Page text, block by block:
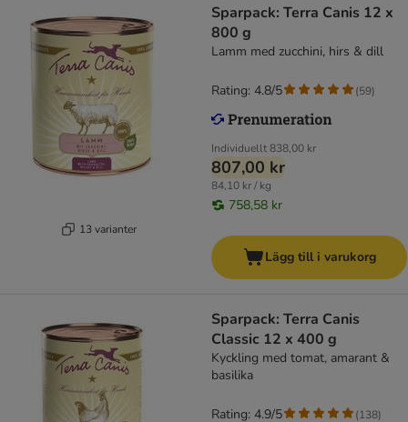
13 varianter
Sparpack: Terra Canis 12 x
800 g
Lamm med zucchini, hirs & dill
Individuellt838,00 kr
807,00 kr
84,10 kr / kg
758,58 kr
Rating: 4.8/5 (59)
Lägg till i varukorg
Sparpack: Terra Canis
Classic 12 x 400 g
Kyckling med tomat, amarant &
basilika
Rating: 4.9/5 (138)